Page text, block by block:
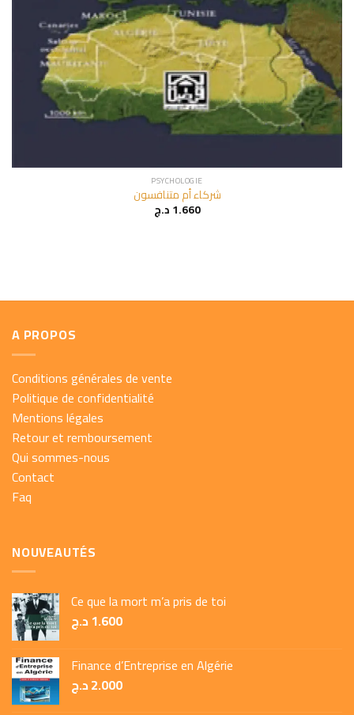
PSYCHOLOGIE
شركاء أم متنافسون
1.660د.ج
A PROPOS
Conditions générales de vente
Politique de confidentialité
Mentions légales
Retour et remboursement
Qui sommes-nous
Contact
Faq
NOUVEAUTÉS
Ce que la mort m’a pris de toi
1.600د.ج
Finance d’Entreprise en Algérie
2.000د.ج